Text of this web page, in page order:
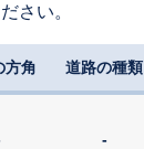
さい。
方角 道路の種類
-